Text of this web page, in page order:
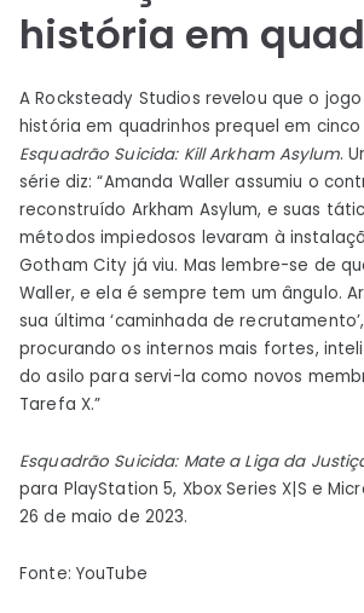
história em
A Rocksteady Studios revelou que o
história em quadrinhos prequel em
Esquadrão Suicida: Kill Arkham Asylum.
série diz: “Amanda Waller assumiu o
reconstruído Arkham Asylum, e suas
métodos impiedosos levaram à
Gotham City já viu. Mas lembre-se de
Waller, e ela é sempre tem um ângulo.
sua última ‘caminhada de
procurando os internos mais fortes,
do asilo para servi-la como novos
Tarefa X.”
Esquadrão Suicida: Mate a Liga da
para PlayStation 5, Xbox Series X|S e
26 de maio de 2023.
Fonte: YouTube